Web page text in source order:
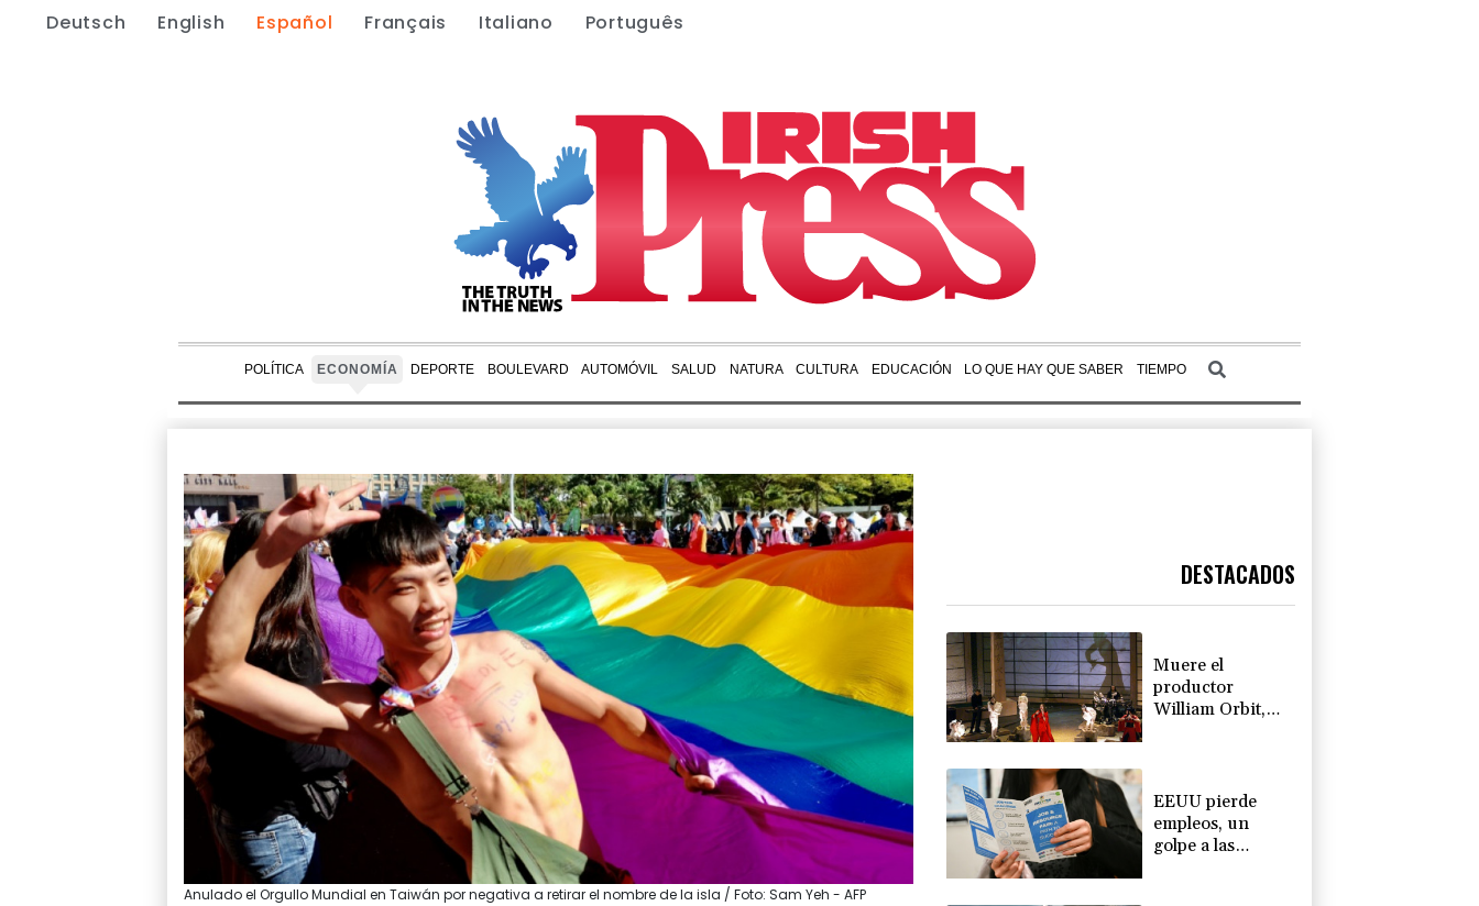
Deutsch English Español Français Italiano Português
POLÍTICA ECONOMÍA DEPORTE BOULEVARD AUTOMÓVIL SALUD NATURA CULTURA EDUCACIÓN LO QUE HAY QUE SABER TIEMPO
Anulado el Orgullo Mundial en Taiwán por negativa a retirar el nombre de la isla / Foto: Sam Yeh - AFP
DESTACADOS
Muere el
productor
William Orbit,
EEUU pierde
empleos, un
golpe a las